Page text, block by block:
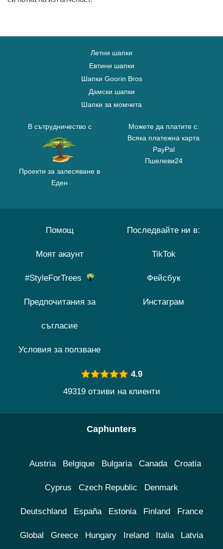
Летни шапки
Евтини шапки
Шапки Goorin Bros
Дамски шапки
Шапки за момчета
В сътрудничество с
Проекти за залесяване в
Еден
Можете да платите с:
Всяка платежна карта
PayPal
Пшелеви24
Помощ
Моят акаунт
#StyleForTrees
Предпочитания за
съгласие
Условия за ползване
Последвайте ни в:
TikTok
Фейсбук
Инстаграм
4.9
49319 отзиви на клиенти
Caphunters
Austria Belgique Bulgaria Canada Croatia
Cyprus Czech Republic Denmark
Deutschland España Estonia Finland France
Global Greece Hungary Ireland Italia Latvia